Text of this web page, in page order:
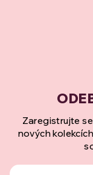
Zaregistrujte
nových